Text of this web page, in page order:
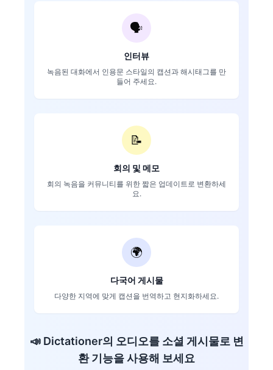
🗣️
인터뷰
녹음된 대화에서 인용문 스타일의 캡션과 해시태그를 만
들어 주세요.
📝
회의 및 메모
회의 녹음을 커뮤니티를 위한 짧은 업데이트로 변환하세
요.
🌍
다국어 게시물
다양한 지역에 맞게 캡션을 번역하고 현지화하세요.
📣 Dictationer의 오디오를 소셜 게시물로 변
환 기능을 사용해 보세요